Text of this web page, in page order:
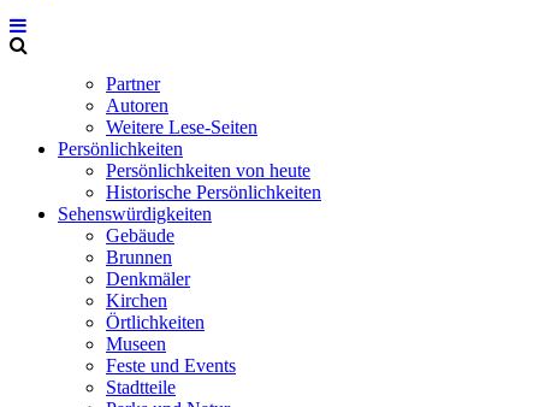
Partner
Autoren
Weitere Lese-Seiten
Persönlichkeiten
Persönlichkeiten von heute
Historische Persönlichkeiten
Sehenswürdigkeiten
Gebäude
Brunnen
Denkmäler
Kirchen
Örtlichkeiten
Museen
Feste und Events
Stadtteile